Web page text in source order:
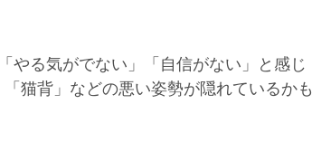
やる気がでない」「自信がない」と感じ
猫背」などの悪い姿勢が隠れているかも